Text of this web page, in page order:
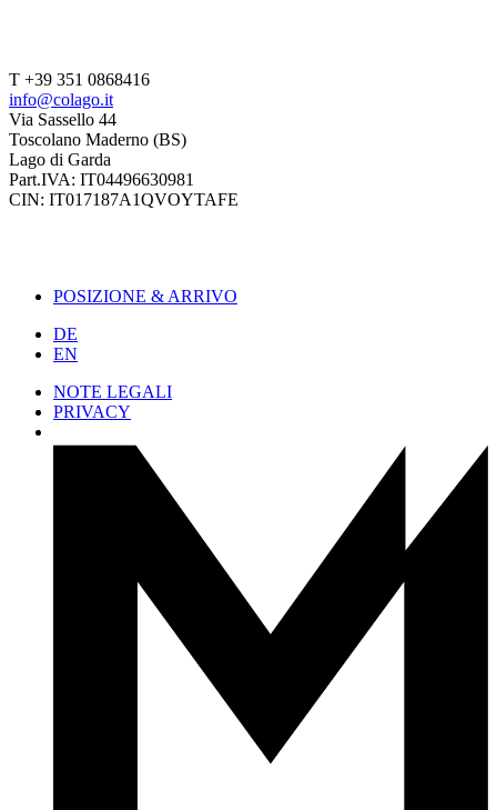
T +39 351 0868416
info@colago.it
Via Sassello 44
Toscolano Maderno (BS)
Lago di Garda
Part.IVA: IT04496630981
CIN: IT017187A1QVOYTAFE
POSIZIONE & ARRIVO
DE
EN
NOTE LEGALI
PRIVACY